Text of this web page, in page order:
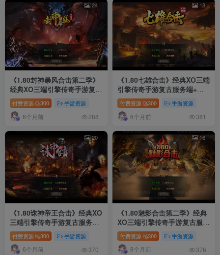
24
《1.80封神暴风合击第二季》
经典XO三端引擎传奇手游复古
服务端+石破天惊+九幽之地
+遗忘废墟+详细搭建教程
付费资源 300 手游资源
6个月前 288
18
《1.80七雄合击》经典XO三端
引擎传奇手游复古服务端+诛
神魔域+世纪天堂+盘古森林
+鸿蒙道场+详细搭建教程
付费资源 300 手游资源
6个月前 381
20
《1.80诛神帝王合击》经典XO
三端引擎传奇手游复古服务端
+昆仑山+不周山+蓬莱山+缥缈
大陆+详细搭建教程
付费资源 300 手游资源
6个月前 370
16
《1.80魅影合击第二季》经典
XO三端引擎传奇手游复古服务
端+轮回峡谷+神魔秘境+天罡
地煞+详细搭建教程
付费资源 300 手游资源
8个月前 376